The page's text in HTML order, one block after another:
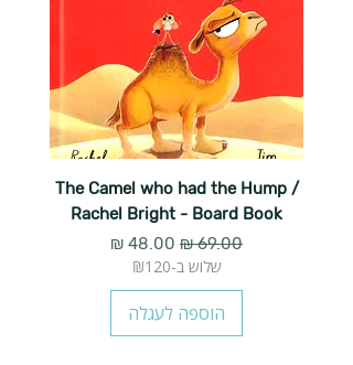
The Camel who had the Hump /
Rachel Bright - Board Book
מחיר רגיל מחיר מבצע
שלוש ב-₪120
הוספה לעגלה